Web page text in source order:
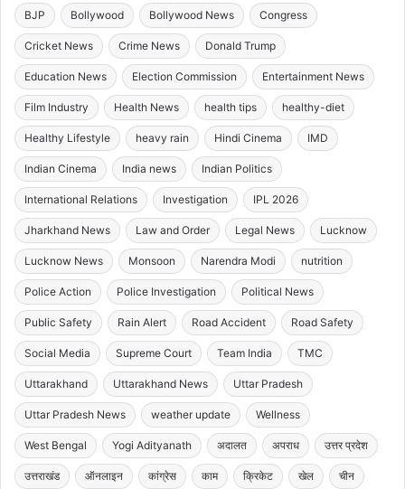
BJP Bollywood Bollywood News Congress
Cricket News Crime News Donald Trump
Education News Election Commission Entertainment News
Film Industry Health News health tips healthy-diet
Healthy Lifestyle heavy rain Hindi Cinema IMD
Indian Cinema India news Indian Politics
International Relations Investigation IPL 2026
Jharkhand News Law and Order Legal News Lucknow
Lucknow News Monsoon Narendra Modi nutrition
Police Action Police Investigation Political News
Public Safety Rain Alert Road Accident Road Safety
Social Media Supreme Court Team India TMC
Uttarakhand Uttarakhand News Uttar Pradesh
Uttar Pradesh News weather update Wellness
West Bengal Yogi Adityanath अदालत अपराध उत्तर प्रदेश
उत्तराखंड ऑनलाइन कांग्रेस काम क्रिकेट खेल चीन